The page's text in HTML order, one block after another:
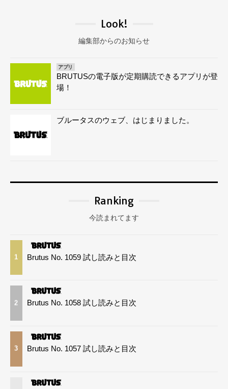
Look!
編集部からのお知らせ
アプリ
BRUTUSの電子版が定期購読できるアプリが登
場！
ブルータスのウェブ、はじまりました。
Ranking
今読まれてます
1 Brutus No. 1059 試し読みと目次
2 Brutus No. 1058 試し読みと目次
3 Brutus No. 1057 試し読みと目次